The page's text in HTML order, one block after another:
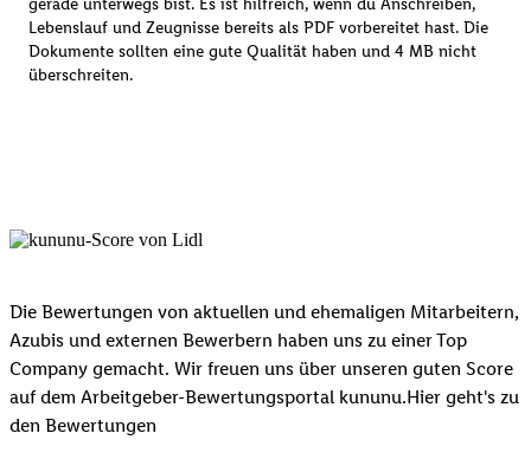
gerade unterwegs bist. Es ist hilfreich, wenn du Anschreiben,
Lebenslauf und Zeugnisse bereits als PDF vorbereitet hast. Die
Dokumente sollten eine gute Qualität haben und 4 MB nicht
überschreiten.
Die Bewertungen von aktuellen und ehemaligen Mitarbeitern,
Azubis und externen Bewerbern haben uns zu einer Top
Company gemacht. Wir freuen uns über unseren guten Score
auf dem Arbeitgeber-Bewertungsportal kununu.Hier geht's zu
den Bewertungen